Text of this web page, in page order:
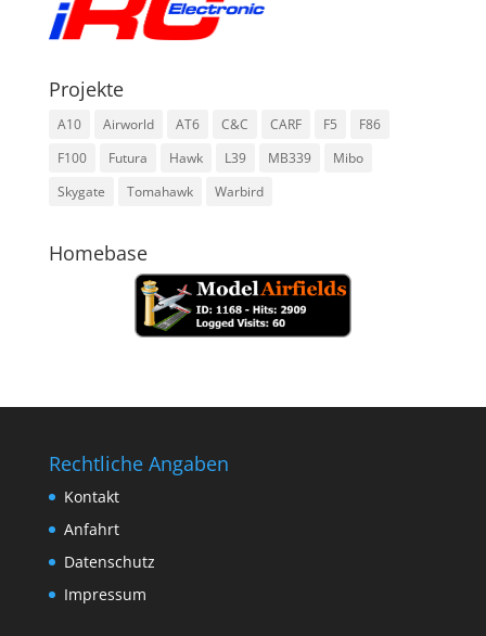
Projekte
A10 Airworld AT6 C&C CARF F5
F86
F100
Futura Hawk L39 MB339
Mibo
Skygate
Tomahawk Warbird
Homebase
Rechtliche Angaben
Kontakt
Anfahrt
Datenschutz
Impressum